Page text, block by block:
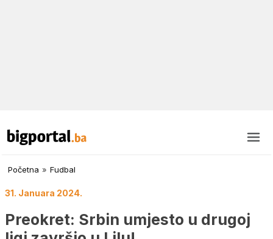
Početna » Fudbal
31. Januara 2024.
Preokret: Srbin umjesto u drugoj